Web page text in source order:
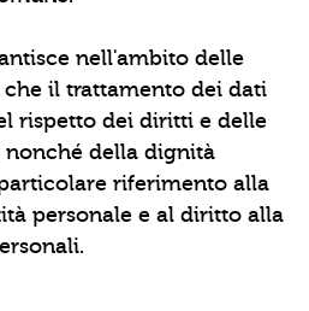
nell'ambito delle
il trattamento dei dati
rispetto dei diritti e delle
della dignità
riferimento alla
personale e al diritto alla